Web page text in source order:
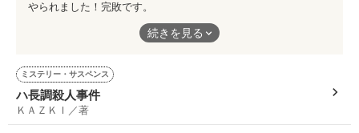
やられました！完敗です。
音階に彩られた難解なミステリー、あなたもどうぞおためしあれ
続きを見る
ミステリー・サスペンス
ハ長調殺人事件
ＫＡＺＫＩ／著